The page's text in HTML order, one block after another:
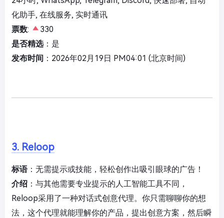
化助手, 在线服务, 实时通讯
票数:
330
是否精选：是
发布时间 ：2026年02月19日 PM04:01 (北京时间)
3. Reloop
标语：无需提示或技能，轻松创作出吸引眼球的广告！
介绍 ：与其他需要专业提示的人工智能工具不同，
Reloop采用了一种对话式创意代理。你只需聊聊你的想
法，这个代理就能理解你的产品，提出创意方案，然后瞬